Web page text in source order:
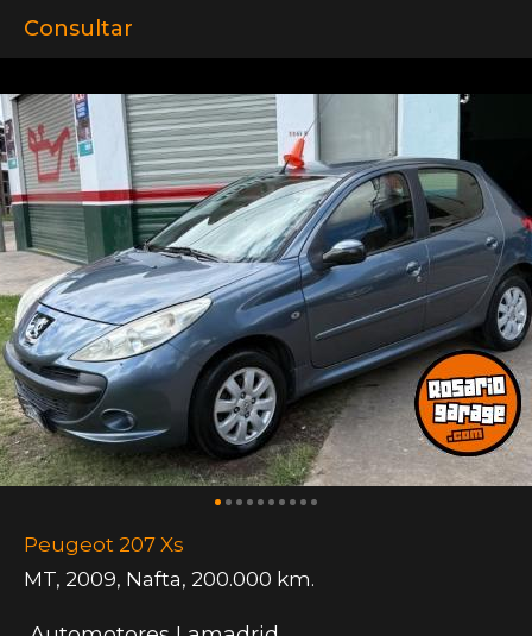
Consultar
Peugeot 207 Xs
MT, 2009, Nafta, 200.000 km.